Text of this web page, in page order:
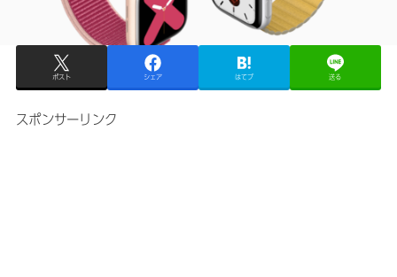
ポスト シェア はてブ 送る
スポンサーリンク